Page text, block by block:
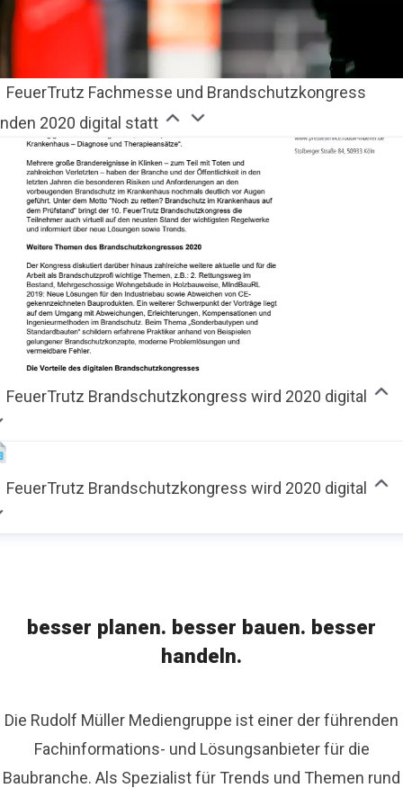
FeuerTrutz Fachmesse und Brandschutzkongress
2020 digital statt
FeuerTrutz Brandschutzkongress wird 2020 digital
FeuerTrutz Brandschutzkongress wird 2020 digital
besser planen. besser bauen. besser
handeln.
Die Rudolf Müller Mediengruppe ist einer der führenden
Fachinformations- und Lösungsanbieter für die
Baubranche. Als Spezialist für Trends und Themen rund